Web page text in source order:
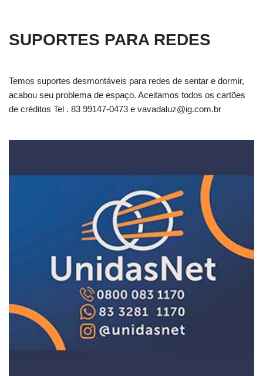
SUPORTES PARA REDES
Temos suportes desmontáveis para redes de sentar e dormir,
acabou seu problema de espaço. Aceitamos todos os cartões
de créditos Tel . 83 99147-0473 e vavadaluz@ig.com.br